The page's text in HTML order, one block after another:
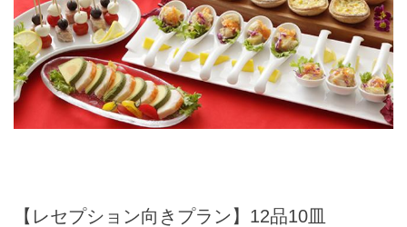
【レセプション向きプラン】12品10皿